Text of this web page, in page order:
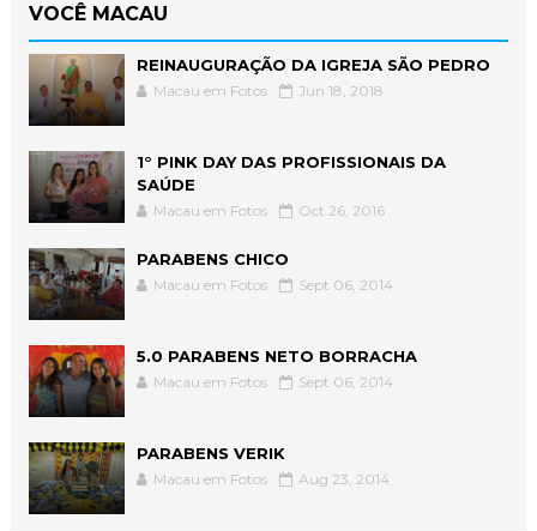
VOCÊ MACAU
REINAUGURAÇÃO DA IGREJA SÃO PEDRO
Macau em Fotos Jun 18, 2018
1° PINK DAY DAS PROFISSIONAIS DA
SAÚDE
Macau em Fotos Oct 26, 2016
PARABENS CHICO
Macau em Fotos Sept 06, 2014
5.0 PARABENS NETO BORRACHA
Macau em Fotos Sept 06, 2014
PARABENS VERIK
Macau em Fotos Aug 23, 2014